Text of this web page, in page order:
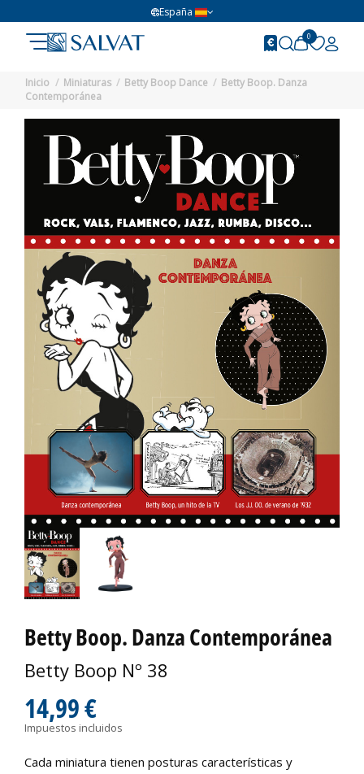
España
0
Inicio Miniaturas Betty Boop Dance
Betty Boop. Danza
Contemporánea
Betty Boop. Danza Contemporánea
Betty Boop Nº 38
14,99 €
Impuestos incluidos
Cada miniatura tienen posturas características y